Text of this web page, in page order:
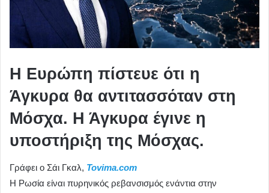
Η Ευρώπη πίστευε ότι η
Άγκυρα θα αντιτασσόταν στη
Μόσχα. Η Άγκυρα έγινε η
υποστήριξη της Μόσχας.
Γράφει ο Σάι Γκαλ, Tovima.com
Η Ρωσία είναι πυρηνικός ρεβανσισμός ενάντια στην